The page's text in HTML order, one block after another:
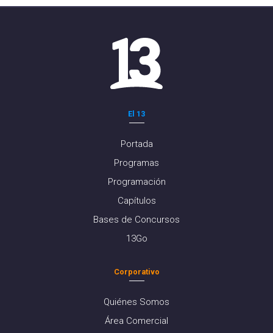
El 13
Portada
Programas
Programación
Capítulos
Bases de Concursos
13Go
Corporativo
Quiénes Somos
Área Comercial